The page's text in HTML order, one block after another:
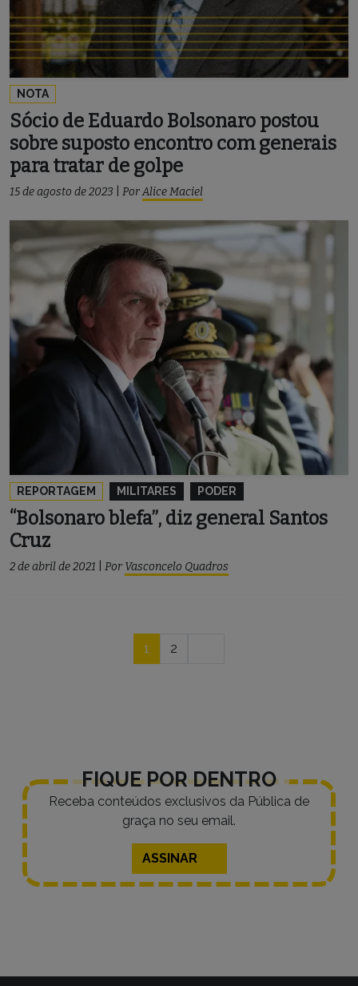
NOTA
Sócio de Eduardo Bolsonaro postou
sobre suposto encontro com generais
para tratar de golpe
15 de agosto de 2023 PorAlice Maciel
REPORTAGEM MILITARES PODER
“Bolsonaro blefa”, diz general Santos
Cruz
2 de abril de 2021 Por Vasconcelo Quadros
1 2
FIQUE POR DENTRO
Receba conteúdos exclusivos da Pública de
graça no seu email.
ASSINAR